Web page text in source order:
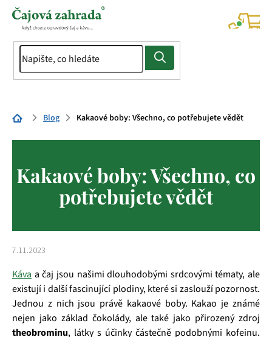
Přejít
Domů Blog Kakaové boby: Všechno, co potřebujete vědět
Kakaové boby: Všechno, co
potřebujete vědět
7.11.2023
Káva a čaj jsou našimi dlouhodobými srdcovými tématy, ale
existují i další fascinující plodiny, které si zaslouží pozornost.
Jednou z nich jsou právě kakaové boby. Kakao je známé
nejen jako základ čokolády, ale také jako přirozený zdroj
theobrominu, látky s účinky částečně podobnými kofeinu.